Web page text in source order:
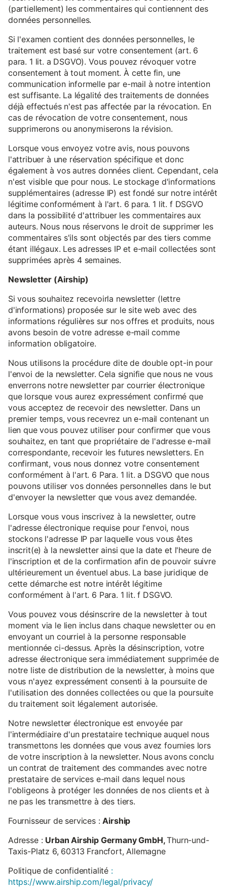
(partiellement) les commentaires qui contiennent des
données personnelles.
Si l'examen contient des données personnelles, le
traitement est basé sur votre consentement (art. 6
para. 1 lit. a DSGVO). Vous pouvez révoquer votre
consentement à tout moment. À cette fin, une
communication informelle par e-mail à notre intention
est suffisante. La légalité des traitements de données
déjà effectués n'est pas affectée par la révocation. En
cas de révocation de votre consentement, nous
supprimerons ou anonymiserons la révision.
Lorsque vous envoyez votre avis, nous pouvons
l'attribuer à une réservation spécifique et donc
également à vos autres données client. Cependant, cela
n'est visible que pour nous. Le stockage d'informations
supplémentaires (adresse IP) est fondé sur notre intérêt
légitime conformément à l'art. 6 para. 1 lit. f DSGVO
dans la possibilité d'attribuer les commentaires aux
auteurs. Nous nous réservons le droit de supprimer les
commentaires s'ils sont objectés par des tiers comme
étant illégaux. Les adresses IP et e-mail collectées sont
supprimées après 4 semaines.
Newsletter (Airship)
Si vous souhaitez recevoirla newsletter (lettre
d'informations) proposée sur le site web avec des
informations régulières sur nos offres et produits, nous
avons besoin de votre adresse e-mail comme
information obligatoire.
Nous utilisons la procédure dite de double opt-in pour
l'envoi de la newsletter. Cela signifie que nous ne vous
enverrons notre newsletter par courrier électronique
que lorsque vous aurez expressément confirmé que
vous acceptez de recevoir des newsletter. Dans un
premier temps, vous recevrez un e-mail contenant un
lien que vous pouvez utiliser pour confirmer que vous
souhaitez, en tant que propriétaire de l'adresse e-mail
correspondante, recevoir les futures newsletters. En
confirmant, vous nous donnez votre consentement
conformément à l'art. 6 Para. 1 lit. a DSGVO que nous
pouvons utiliser vos données personnelles dans le but
d'envoyer la newsletter que vous avez demandée.
Lorsque vous vous inscrivez à la newsletter, outre
l'adresse électronique requise pour l'envoi, nous
stockons l'adresse IP par laquelle vous vous êtes
inscrit(e) à la newsletter ainsi que la date et l'heure de
l'inscription et de la confirmation afin de pouvoir suivre
ultérieurement un éventuel abus. La base juridique de
cette démarche est notre intérêt légitime
conformément à l'art. 6 Para. 1 lit. f DSGVO.
Vous pouvez vous désinscrire de la newsletter à tout
moment via le lien inclus dans chaque newsletter ou en
envoyant un courriel à la personne responsable
mentionnée ci-dessus. Après la désinscription, votre
adresse électronique sera immédiatement supprimée de
notre liste de distribution de la newsletter, à moins que
vous n'ayez expressément consenti à la poursuite de
l'utilisation des données collectées ou que la poursuite
du traitement soit légalement autorisée.
Notre newsletter électronique est envoyée par
l'intermédiaire d'un prestataire technique auquel nous
transmettons les données que vous avez fournies lors
de votre inscription à la newsletter. Nous avons conclu
un contrat de traitement des commandes avec notre
prestataire de services e-mail dans lequel nous
l'obligeons à protéger les données de nos clients et à
ne pas les transmettre à des tiers.
Fournisseur de services :Airship
Adresse : Urban Airship Germany GmbH,Thurn-und-
Taxis-Platz 6, 60313 Francfort, Allemagne
Politique de confidentialité :
https://www.airship.com/legal/privacy/